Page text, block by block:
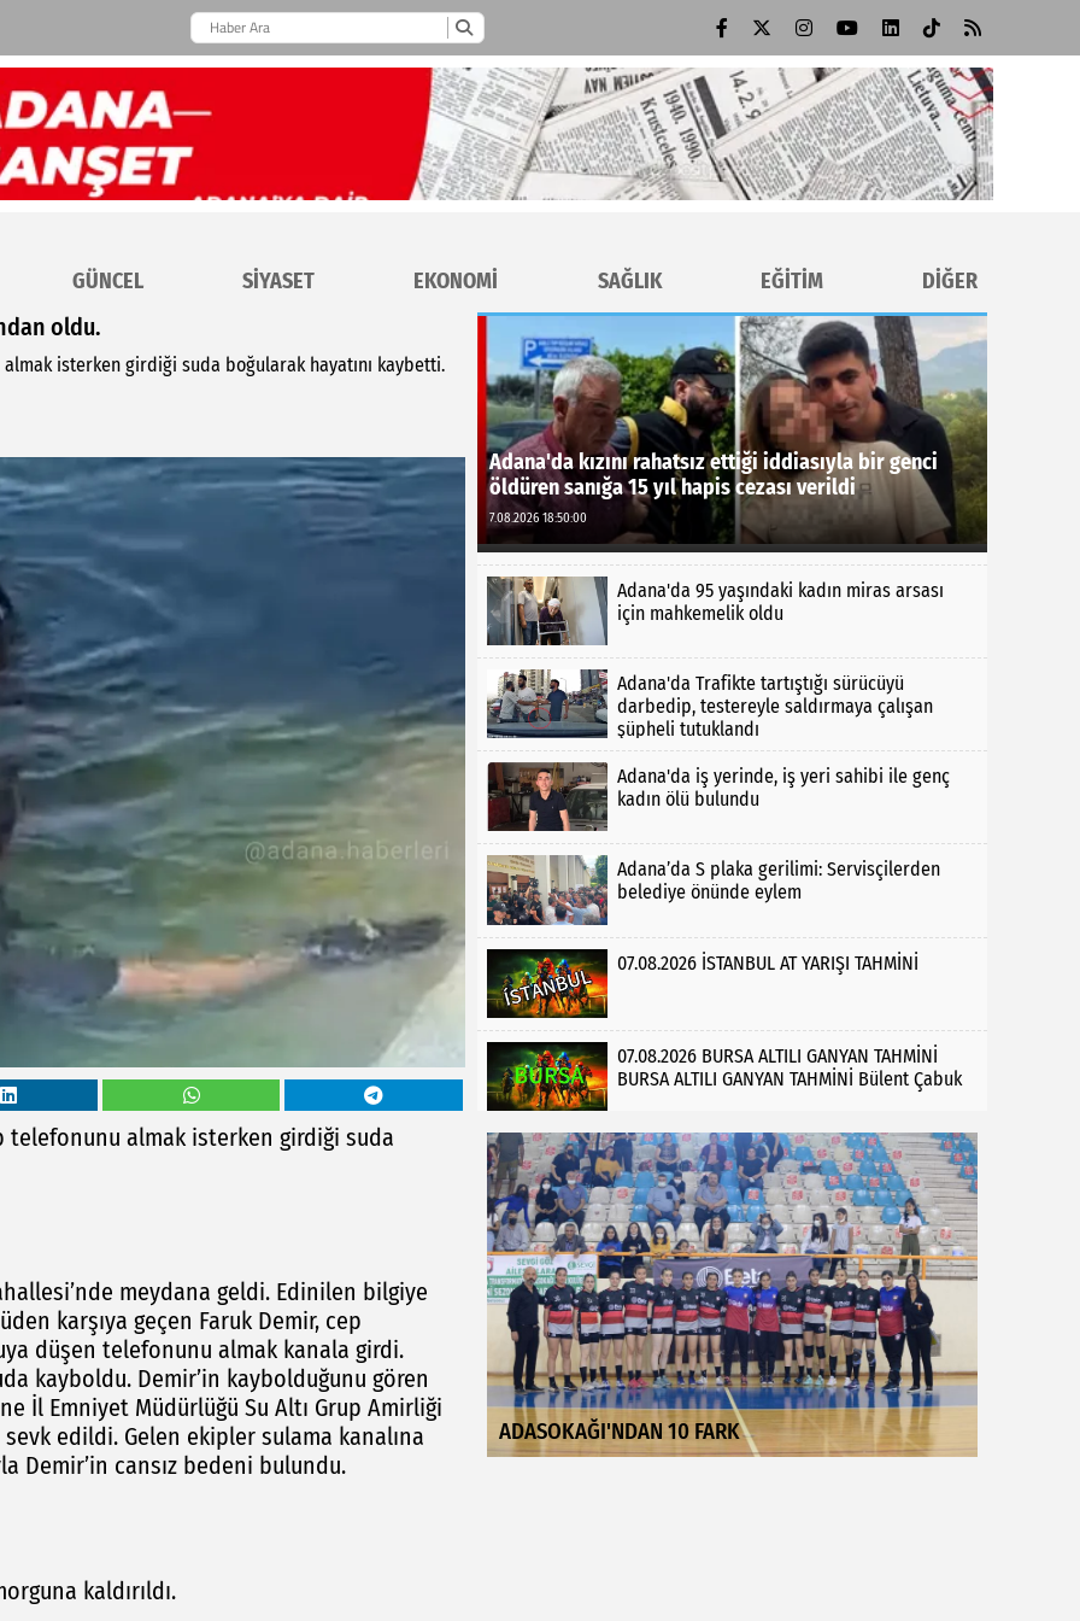
GÜNCEL SİYASET EKONOMİ SAĞLIK EĞİTİM DİĞER
oldu.
isterken girdiği suda boğularak hayatını kaybetti.
telefonunu almak isterken girdiği suda
meydana geldi. Edinilen bilgiye
karşıya geçen Faruk Demir, cep
düşen telefonunu almak kanala girdi.
kayboldu. Demir’in kaybolduğunu gören
İl Emniyet Müdürlüğü Su Altı Grup Amirliği
edildi. Gelen ekipler sulama kanalına
Demir’in cansız bedeni bulundu.
kaldırıldı.
Adana'da kızını rahatsız ettiği iddiasıyla bir genci
öldüren sanığa 15 yıl hapis cezası verildi
7.08.2026 18:50:00
Adana'da 95 yaşındaki kadın miras arsası
için mahkemelik oldu
Adana'da Trafikte tartıştığı sürücüyü
darbedip, testereyle saldırmaya çalışan
şüpheli tutuklandı
Adana'da iş yerinde, iş yeri sahibi ile genç
kadın ölü bulundu
Adana’da S plaka gerilimi: Servisçilerden
belediye önünde eylem
07.08.2026 İSTANBUL AT YARIŞI TAHMİNİ
07.08.2026 BURSA ALTILI GANYAN TAHMİNİ
BURSA ALTILI GANYAN TAHMİNİ Bülent Çabuk
ADASOKAĞI'NDAN 10 FARK